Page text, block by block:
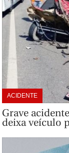
ACIDENTE
Grave
deixa veículo